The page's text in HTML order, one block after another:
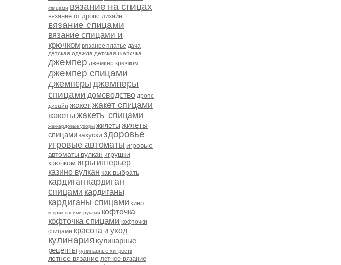
спицами вязание на спицах
вязание от дропс дизайн
вязание спицами
вязание спицами и
крючком вязаное платье дача
детская одежда детская шапочка
джемпер джемпер крючком
джемпер спицами
джемперы джемперы
спицами домоводство дропс
дизайн жакетжакет спицами
жакеты жакеты спицами
жаккардовые узоры жилеты жилеты
спицамизакуски здоровье
игровые автоматы игровые
автоматы вулкан игрушки
крючком игры интерьер
казино вулкан как выбрать
кардиган кардиган
спицами кардиганы
кардиганы спицами кино
коврик своими руками кофточка
кофточка спицами кофточки
спицами красота и уход
кулинария кулинарные
рецепты кулинарные хитрости
летнее вязание летнее вязание